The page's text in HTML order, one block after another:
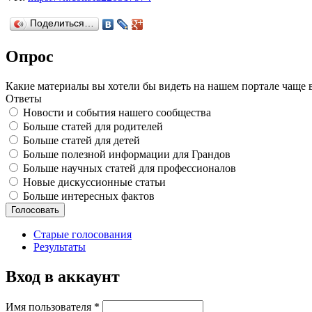
Поделиться…
Опрос
Какие материалы вы хотели бы видеть на нашем портале чаще
Ответы
Новости и события нашего сообщества
Больше статей для родителей
Больше статей для детей
Больше полезной информации для Грандов
Больше научных статей для профессионалов
Новые дискуссионные статьи
Больше интересных фактов
Старые голосования
Результаты
Вход в аккаунт
Имя пользователя *